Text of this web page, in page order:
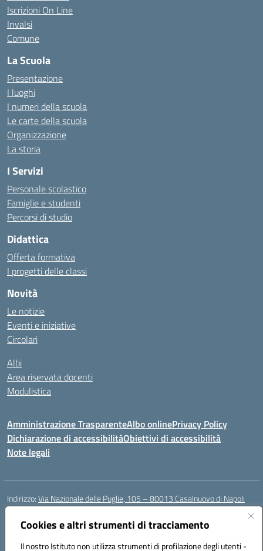
Cookies e altri strumenti di tracciamento
Il nostro Istituto non utilizza strumenti di profilazione degli utenti -
Iscrizioni On Line
Invalsi
Comune
La Scuola
Presentazione
I luoghi
I numeri della scuola
Le carte della scuola
Organizzazione
La storia
I Servizi
Personale scolastico
Famiglie e studenti
Percorsi di studio
Didattica
Offerta formativa
I progetti delle classi
Novità
Le notizie
Eventi e iniziative
Circolari
Albi
Area riservata docenti
Modulistica
Amministrazione TrasparenteAlbo onlinePrivacy Policy
Dichiarazione di accessibilitàObiettivi di accessibilità
Note legali
Indirizzo:Via Nazionale delle Puglie, 105 – 80013 Casalnuovo di Napoli
Centralino:
Email:naee32300a@istruzione.it